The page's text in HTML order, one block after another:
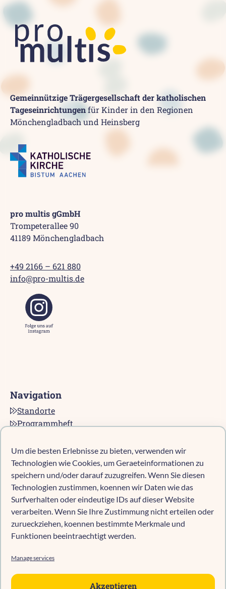
Um die besten Erlebnisse zu bieten, verwenden wir
Technologien wie Cookies, um Geraeteinformationen zu
speichern und/oder darauf zuzugreifen. Wenn Sie diesen
Technologien zustimmen, koennen wir Daten wie das
Surfverhalten oder eindeutige IDs auf dieser Website
verarbeiten. Wenn Sie Ihre Zustimmung nicht erteilen oder
zurueckziehen, koennen bestimmte Merkmale und
Funktionen beeintraechtigt werden.
Manage services
Akzeptieren
Gemeinnützige Trägergesellschaft der katholischen
Tageseinrichtungenfür Kinder in den Regionen
Mönchengladbach und Heinsberg
pro multis gGmbH
Trompeterallee 90
41189 Mönchengladbach
+49 2166 – 621 880
info@pro-multis.de
Navigation
Standorte
Programmheft
Karriere bei pro multis
Impressum
Datenschutz
Cookie-Richtlinie (EU)
Kind anmelden
Kita-Navigator Kreis Heinsberg
Kita-Navigator Stadt Heinsberg
Kita-Navigator Geilenkirchen